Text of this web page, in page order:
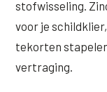
stofwisseling.
voor je
tekorten
vertraging.